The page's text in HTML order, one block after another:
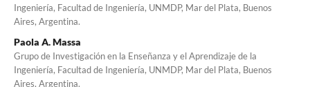
Ingeniería, Facultad de Ingeniería, UNMDP, Mar del Plata, Buenos
Aires, Argentina.
Paola A. Massa
Grupo de Investigación en la Enseñanza y el Aprendizaje de la
Ingeniería, Facultad de Ingeniería, UNMDP, Mar del Plata, Buenos
Aires, Argentina.